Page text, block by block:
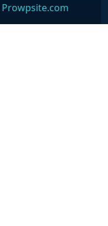
Prowpsite.com